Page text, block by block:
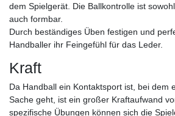
dem Spielgerät. Die Ballkontrolle ist
auch formbar.
Durch beständiges Üben festigen und
Handballer ihr Feingefühl für das Leder.
Kraft
Da Handball ein Kontaktsport ist, bei dem
Sache geht, ist ein großer Kraftaufwand
spezifische Übungen können sich die